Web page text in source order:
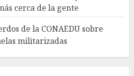
cerca de la gente
de la CONAEDU sobre
militarizadas